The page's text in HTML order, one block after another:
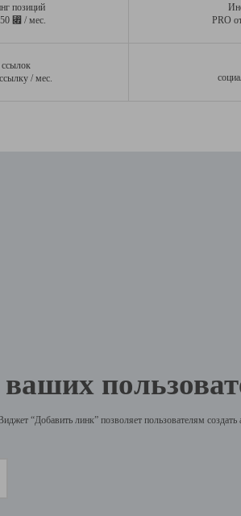
позиций
⃏ / мес.
PRO
/ мес.
“Добавить линк” позволяет пользователям